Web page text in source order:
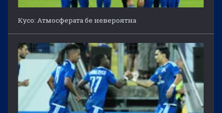
Кусо: Атмосферата бе невероятна